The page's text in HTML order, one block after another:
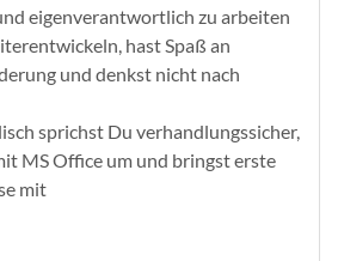
eigenverantwortlich zu arbeiten
hast Spaß an
und denkst nicht nach
sprichst Du verhandlungssicher,
MS Office um und bringst erste
mit